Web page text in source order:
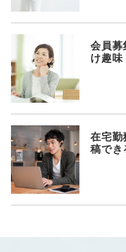
会員募
け趣味
在宅勤
稿でき